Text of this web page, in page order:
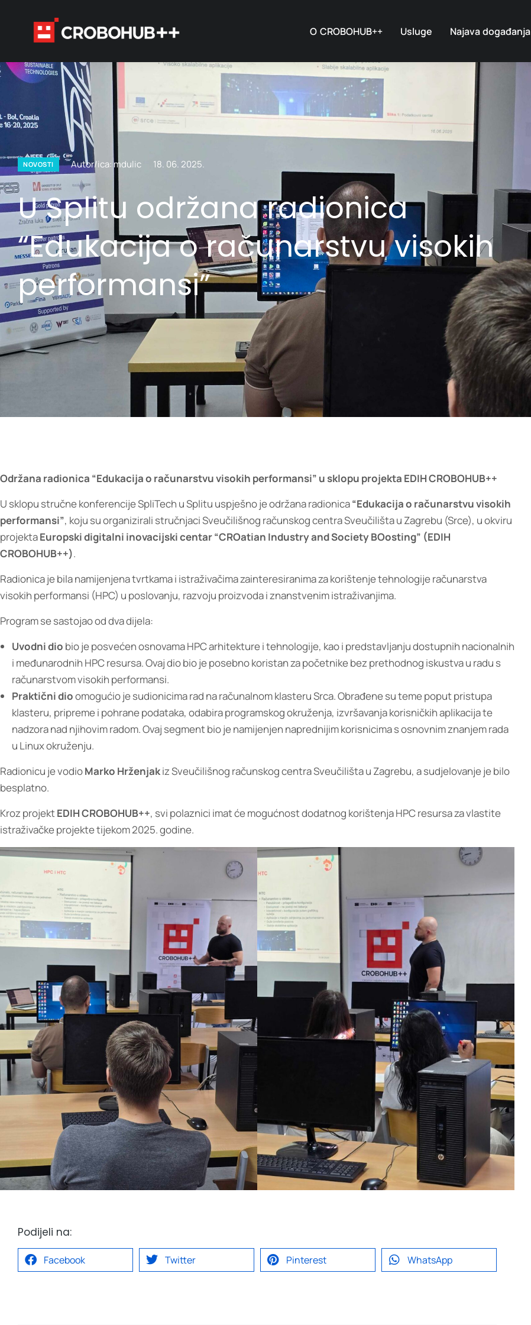
O CROBOHUB++ Usluge Najava događanja
NOVOSTI Autor/ica: mdulic 18. 06. 2025.
U Splitu održana radionica
“Edukacija o računarstvu visokih
performansi”
Održana radionica “Edukacija o računarstvu visokih performansi” u sklopu projekta EDIH CROBOHUB++
U sklopu stručne konferencije SpliTech u Splitu uspješno je održana radionica“Edukacija o računarstvu visokih
performansi”, koju su organizirali stručnjaci Sveučilišnog računskog centra Sveučilišta u Zagrebu (Srce), u okviru
projektaEuropski digitalni inovacijski centar “CROatian Industry and Society BOosting” (EDIH
CROBOHUB++).
Radionica je bila namijenjena tvrtkama i istraživačima zainteresiranima za korištenje tehnologije računarstva
visokih performansi (HPC) u poslovanju, razvoju proizvoda i znanstvenim istraživanjima.
Program se sastojao od dva dijela:
Uvodni dio bio je posvećen osnovama HPC arhitekture i tehnologije, kao i predstavljanju dostupnih nacionalnih
i međunarodnih HPC resursa. Ovaj dio bio je posebno koristan za početnike bez prethodnog iskustva u radu s
računarstvom visokih performansi.
Praktični dioomogućio je sudionicima rad na računalnom klasteru Srca. Obrađene su teme poput pristupa
klasteru, pripreme i pohrane podataka, odabira programskog okruženja, izvršavanja korisničkih aplikacija te
nadzora nad njihovim radom. Ovaj segment bio je namijenjen naprednijim korisnicima s osnovnim znanjem rada
u Linux okruženju.
Radionicu je vodioMarko Hrženjakiz Sveučilišnog računskog centra Sveučilišta u Zagrebu, a sudjelovanje je bilo
besplatno.
Kroz projektEDIH CROBOHUB++, svi polaznici imat će mogućnost dodatnog korištenja HPC resursa za vlastite
istraživačke projekte tijekom 2025. godine.
Podijeli na:
Facebook Twitter Pinterest WhatsApp